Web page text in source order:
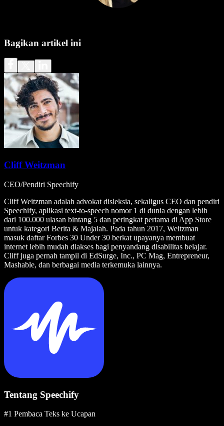
Bagikan artikel ini
Cliff Weitzman
CEO/Pendiri Speechify
Cliff Weitzman adalah advokat disleksia, sekaligus CEO dan pendiri
Speechify, aplikasi text-to-speech nomor 1 di dunia dengan lebih
dari 100.000 ulasan bintang 5 dan peringkat pertama di App Store
untuk kategori Berita & Majalah. Pada tahun 2017, Weitzman
masuk daftar Forbes 30 Under 30 berkat upayanya membuat
internet lebih mudah diakses bagi penyandang disabilitas belajar.
Cliff juga pernah tampil di EdSurge, Inc., PC Mag, Entrepreneur,
Mashable, dan berbagai media terkemuka lainnya.
Tentang Speechify
#1 Pembaca Teks ke Ucapan